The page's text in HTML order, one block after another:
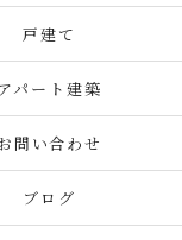
戸建て
アパート建築
問い合わせ
ブログ